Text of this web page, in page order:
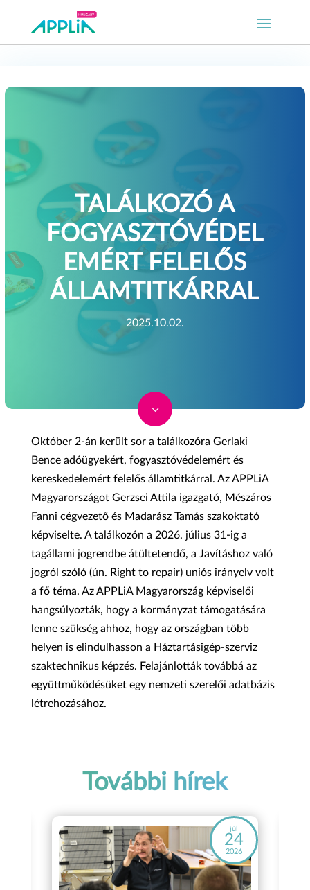
TALÁLKOZÓ A
FOGYASZTÓVÉDEL
EMÉRT FELELŐS
ÁLLAMTITKÁRRAL
2025.10.02.
3
Október 2-án került sor a találkozóra Gerlaki
Bence adóügyekért, fogyasztóvédelemért és
kereskedelemért felelős államtitkárral. Az APPLiA
Magyarországot Gerzsei Attila igazgató, Mészáros
Fanni cégvezető és Madarász Tamás szakoktató
képviselte. A találkozón a 2026. július 31-ig a
tagállami jogrendbe átültetendő, a Javításhoz való
jogról szóló (ún. Right to repair) uniós irányelv volt
a fő téma. Az APPLiA Magyarország képviselői
hangsúlyozták, hogy a kormányzat támogatására
lenne szükség ahhoz, hogy az országban több
helyen is elindulhasson a Háztartásigép-szerviz
szaktechnikus képzés. Felajánlották továbbá az
együttműködésüket egy nemzeti szerelői adatbázis
létrehozásához.
További hírek
júl
24
2026